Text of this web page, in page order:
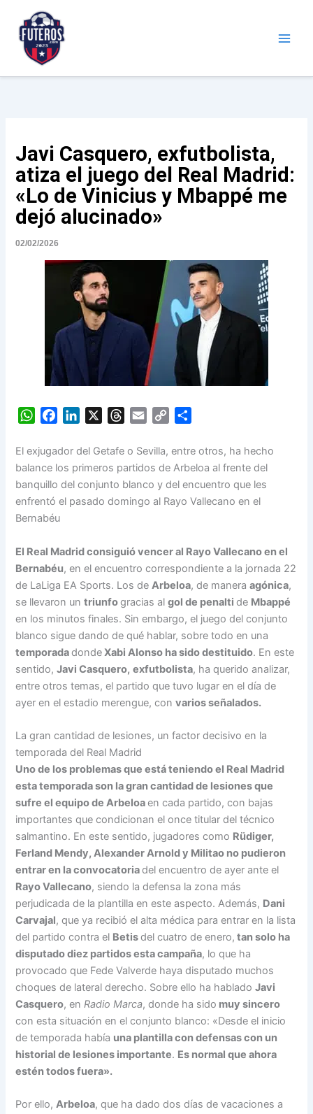
contenido
Javi Casquero, exfutbolista,
atiza el juego del Real Madrid:
«Lo de Vinicius y Mbappé me
dejó alucinado»
02/02/2026
W
a
t
s
A
p
c
e
b
o
o
n
k
e
d
r
e
a
d
a
i
l
C
p
y
L
i
a
r
e
El exjugador del Getafe o Sevilla, entre otros, ha hecho
balance los primeros partidos de Arbeloa al frente del
banquillo del conjunto blanco y del encuentro que les
enfrentó el pasado domingo al Rayo Vallecano en el
Bernabéu
El Real Madrid consiguió vencer al Rayo Vallecano en el
Bernabéu, en el encuentro correspondiente a la jornada 22
de LaLiga EA Sports. Los deArbeloa, de maneraagónica,
se llevaron untriunfogracias algol de penaltide Mbappé
en los minutos finales. Sin embargo, el juego del conjunto
blanco sigue dando de qué hablar, sobre todo en una
temporadadondeXabi Alonso ha sido destituido. En este
sentido,Javi Casquero, exfutbolista, ha querido analizar,
entre otros temas, el partido que tuvo lugar en el día de
ayer en el estadio merengue, convarios señalados.
La gran cantidad de lesiones, un factor decisivo en la
temporada del Real Madrid
Uno de los problemas que está teniendo el Real Madrid
esta temporada son la gran cantidad de lesiones que
sufre el equipo de Arbeloaen cada partido, con bajas
importantes que condicionan el once titular del técnico
salmantino. En este sentido, jugadores como Rüdiger,
Ferland Mendy, Alexander Arnold y Militao no pudieron
entrar en la convocatoriadel encuentro de ayer ante el
Rayo Vallecano, siendo la defensa la zona más
perjudicada de la plantilla en este aspecto. Además, Dani
Carvajal, que ya recibió el alta médica para entrar en la lista
del partido contra el Betisdel cuatro de enero, tan solo ha
disputado diez partidos esta campaña, lo que ha
provocado que Fede Valverde haya disputado muchos
choques de lateral derecho. Sobre ello ha habladoJavi
Casquero, enRadio Marca, donde ha sido muy sincero
con esta situación en el conjunto blanco: «Desde el inicio
de temporada había una plantilla con defensas con un
historial de lesiones importante. Es normal que ahora
estén todos fuera».
Por ello,Arbeloa, que ha dado dos días de vacaciones a